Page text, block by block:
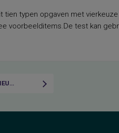
tien typen opgaven met
voorbeelditems.De test kan
INSCHRIJVEN VOOR DE NIEUWSBRIEF